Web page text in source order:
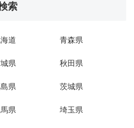
索
道 青森県
県 秋田県
県 茨城県
県 埼玉県